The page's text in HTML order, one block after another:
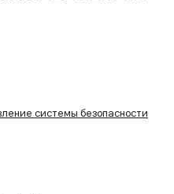
системы безопасности